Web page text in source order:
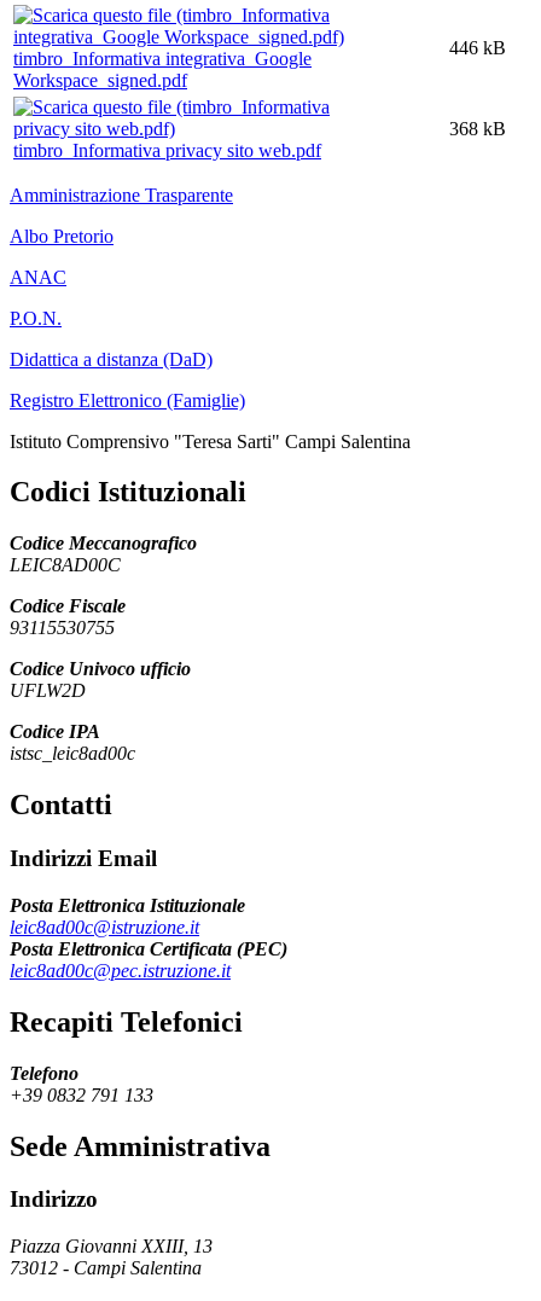
timbro_Informativa integrativa_Google
Workspace_signed.pdf
446 kB
timbro_Informativa privacy sito web.pdf
368 kB
Amministrazione Trasparente
Albo Pretorio
ANAC
P.O.N.
Didattica a distanza (DaD)
Registro Elettronico (Famiglie)
Istituto Comprensivo "Teresa Sarti" Campi Salentina
Codici Istituzionali
Codice Meccanografico
LEIC8AD00C
Codice Fiscale
93115530755
Codice Univoco ufficio
UFLW2D
Codice IPA
istsc_leic8ad00c
Contatti
Indirizzi Email
Posta Elettronica Istituzionale
leic8ad00c@istruzione.it
Posta Elettronica Certificata (PEC)
leic8ad00c@pec.istruzione.it
Recapiti Telefonici
Telefono
+39 0832 791 133
Sede Amministrativa
Indirizzo
Piazza Giovanni XXIII, 13
73012 - Campi Salentina